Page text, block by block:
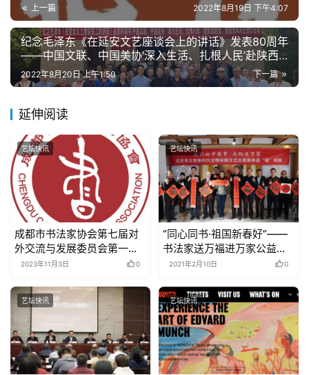
上一篇 2022年8月19日 下午4:07
纪念毛泽东《在延安文艺座谈会上的讲话》发表80周年
——中国文联、中国美协‘深入生活、扎根人民’赴陕西
延安、照金采风写生创作活动
下一篇
2022年8月20日 上午1:50
延伸阅读
艺坛快讯
成都市书法家协会第七届对
外交流与发展委员会第一次
会议暨封面传媒2024“封面
举行
2023年11月3日 0
艺坛快讯
“同心同书·祖国新春好”——
书法家送万福进万家公益活
动在全国各地广泛开展
2021年2月10日 0
艺坛快讯 艺坛快讯